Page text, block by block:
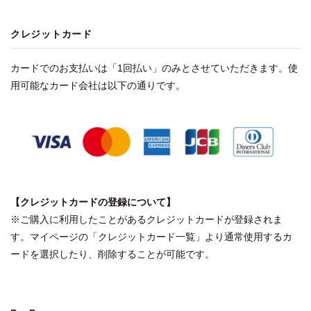
クレジットカード
カードでのお支払いは「1回払い」のみとさせていただきます。使
用可能なカード会社は以下の通りです。
【クレジットカードの登録について】
※ご購入に利用したことがあるクレジットカードが登録されま
す。マイページの「クレジットカード一覧」より通常使用するカ
ードを選択したり、削除することが可能です。